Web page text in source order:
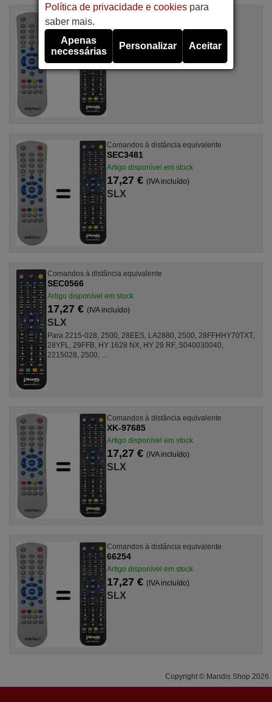
17,27 €
SLX
Comandos à distância equivalente
SEC3481
Artigo disponível em stock
17,27 € (IVA incluído)
SLX
Comandos à distância equivalente
SEC0566
Artigo disponível em stock
17,27 € (IVA incluído)
SLX
Para 2215-028, 2500, 28EES, LA2880, 2500, 28FFHHY70TXT,
28YFL, 29FFB, HY 1628 NX, HY 29 RF, S040030040,
2215028, 2500, ...
Comandos à distância equivalente
XK-97685
Artigo disponível em stock
17,27 € (IVA incluído)
SLX
Comandos à distância equivalente
66254
Artigo disponível em stock
17,27 € (IVA incluído)
SLX
Copyright © Mandis Shop 2026
Política de privacidade e cookiespara
saber mais.
Apenas
necessárias
Personalizar Aceitar